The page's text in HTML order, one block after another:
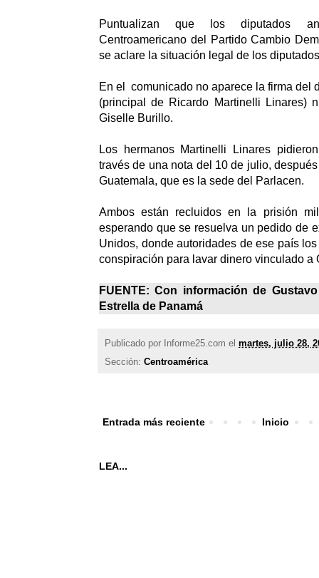
Puntualizan que los diputados
Centroamericano del Partido Cambio
se aclare la situación legal de los
En el comunicado no aparece la firma del
(principal de Ricardo Martinelli Linares)
Giselle Burillo.
Los hermanos Martinelli Linares
través de una nota del 10 de julio,
Guatemala, que es la sede del Parlacen.
Ambos están recluidos en la prisión
esperando que se resuelva un pedido de
Unidos, donde autoridades de ese país
conspiración para lavar dinero vinculado a
FUENTE: Con información de
Estrella de Panamá
Publicado por Informe25.com el martes, julio 28,
Sección: Centroamérica
Entrada más reciente Inicio
LEA...